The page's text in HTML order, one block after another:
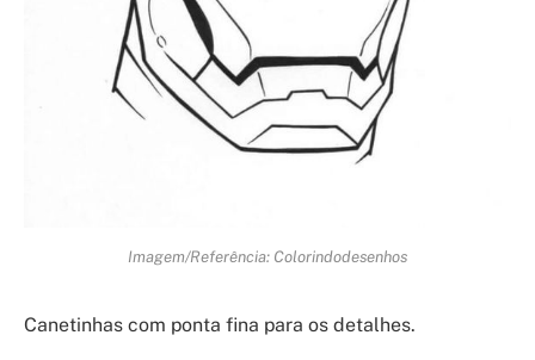
Imagem/Referência: Colorindodesenhos
Canetinhas com ponta fina para os detalhes.